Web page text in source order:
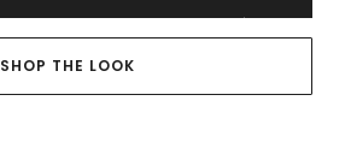
SHOP THE LOOK